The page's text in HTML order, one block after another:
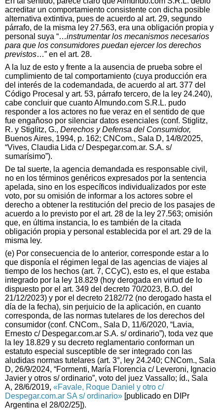
acreditar un comportamiento consistente con dicha posible
alternativa extintiva, pues de acuerdo al art. 29, segundo
párrafo, de la misma ley 27.563, era una obligación propia y
personal suya “…instrumentar los mecanismos necesarios
para que los consumidores puedan ejercer los derechos
previstos…” en el art. 28.
A la luz de esto y frente a la ausencia de prueba sobre el
cumplimiento de tal comportamiento (cuya producción era
del interés de la codemandada, de acuerdo al art. 377 del
Código Procesal y art. 53, párrafo tercero, de la ley 24.240),
cabe concluir que cuanto Almundo.com S.R.L. pudo
responder a los actores no fue veraz en el sentido de que
fue engañoso por silenciar datos esenciales (conf. Stiglitz,
R. y Stiglitz, G., Derechos y Defensa del Consumidor,
Buenos Aires, 1994, p. 162; CNCom., Sala D, 14/8/2025,
“Vives, Claudia Lida c/ Despegar.com.ar. S.A. s/
sumarísimo”).
De tal suerte, la agencia demandada es responsable civil,
no en los términos genéricos expresados por la sentencia
apelada, sino en los específicos individualizados por este
voto, por su omisión de informar a los actores sobre el
derecho a obtener la restitución del precio de los pasajes de
acuerdo a lo previsto por el art. 28 de la ley 27.563; omisión
que, en última instancia, lo es también de la citada
obligación propia y personal establecida por el art. 29 de la
misma ley.
(e) Por consecuencia de lo anterior, corresponde estar a lo
que disponía el régimen legal de las agencias de viajes al
tiempo de los hechos (art. 7, CCyC), esto es, el que estaba
integrado por la ley 18.829 (hoy derogada en virtud de lo
dispuesto por el art. 349 del decreto 70/2023, B.O. del
21/12/2023) y por el decreto 2182/72 (no derogado hasta el
día de la fecha), sin perjuicio de la aplicación, en cuanto
corresponda, de las normas tutelares de los derechos del
consumidor (conf. CNCom., Sala D, 11/6/2020, “Lavia,
Ernesto c/ Despegar.com.ar S.A. s/ ordinario”), toda vez que
la ley 18.829 y su decreto reglamentario conforman un
estatuto especial susceptible de ser integrado con las
aludidas normas tutelares (art. 3°, ley 24.240; CNCom., Sala
D, 26/9/2024, “Formenti, María Florencia c/ Leveroni, Ignacio
Javier y otros s/ ordinario”, voto del juez Vassallo; íd., Sala
A, 28/6/2019, «Favale, Roque Daniel y otro c/
Despegar.com.ar SA s/ ordinario» [publicado en DIPr
Argentina el 28/02/25]).